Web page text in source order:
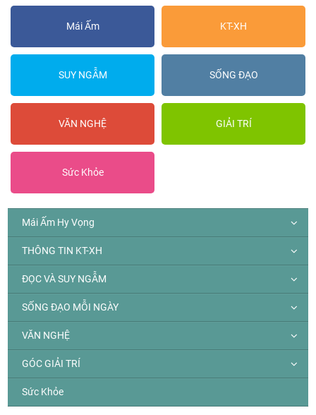
Mái Ấm KT-XH
SUY NGẪM SỐNG ĐẠO
VĂN NGHỆ GIẢI TRÍ
Sức Khỏe
Mái Ấm Hy Vọng
THÔNG TIN KT-XH
ĐỌC VÀ SUY NGẪM
SỐNG ĐẠO MỖI NGÀY
VĂN NGHỆ
GÓC GIẢI TRÍ
Sức Khỏe